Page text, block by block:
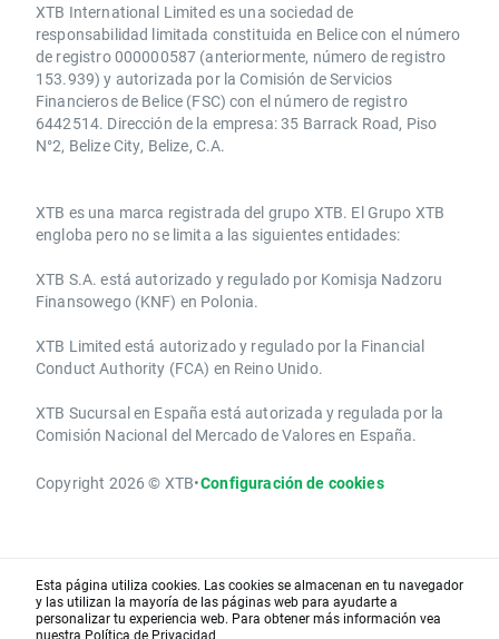
XTB International Limited es una sociedad de
responsabilidad limitada constituida en Belice con el número
de registro 000000587 (anteriormente, número de registro
153.939) y autorizada por la Comisión de Servicios
Financieros de Belice (FSC) con el número de registro
6442514. Dirección de la empresa: 35 Barrack Road, Piso
N°2, Belize City, Belize, C.A.
​​XTB es una marca registrada del grupo XTB. El Grupo XTB
engloba pero no se limita a las siguientes entidades:
XTB S.A.​ está autorizado y regulado por Komisja Nadzoru
Finansowego (KNF) ​en Polonia.
XTB Limited ​está autorizado y regulado por la ​Financial
Conduct Authority ​(FCA) en ​​Reino Unido.
XTB Sucursal en España está autorizada y regulada por la
Comisión Nacional del Mercado de Valores en España.
Copyright 2026 © XTB•Configuración de cookies
Esta página utiliza cookies. Las cookies se almacenan en tu navegador
y las utilizan la mayoría de las páginas web para ayudarte a
personalizar tu experiencia web. Para obtener más información vea
nuestra Política de Privacidad